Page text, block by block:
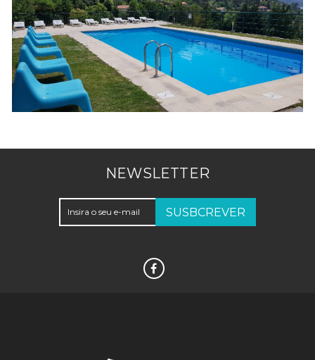
NEWSLETTER
SUSBCREVER